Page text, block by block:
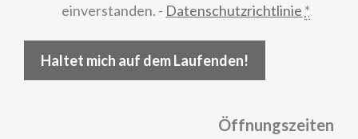
einverstanden. - Datenschutzrichtlinie *
Haltet mich auf dem Laufenden!
Öffnungszeiten